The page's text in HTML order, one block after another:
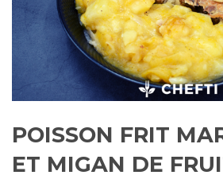
POISSON FRIT
ET MIGAN DE